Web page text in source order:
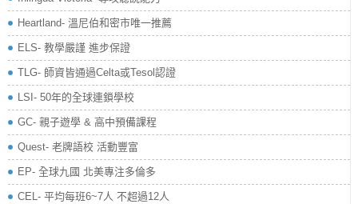
Heartland- 溫尼伯和密市唯一推薦
ELS- 教學嚴謹 進步保證
TLG- 師資皆通過Celta或Tesol認證
LSI- 50年的全球連鎖學校
GC- 親子遊學 & 高中預備課程
Quest- 老牌語校 活動豐富
EP- 全球九國 北美專注多倫多
CEL- 平均每班6~7人 不超過12人